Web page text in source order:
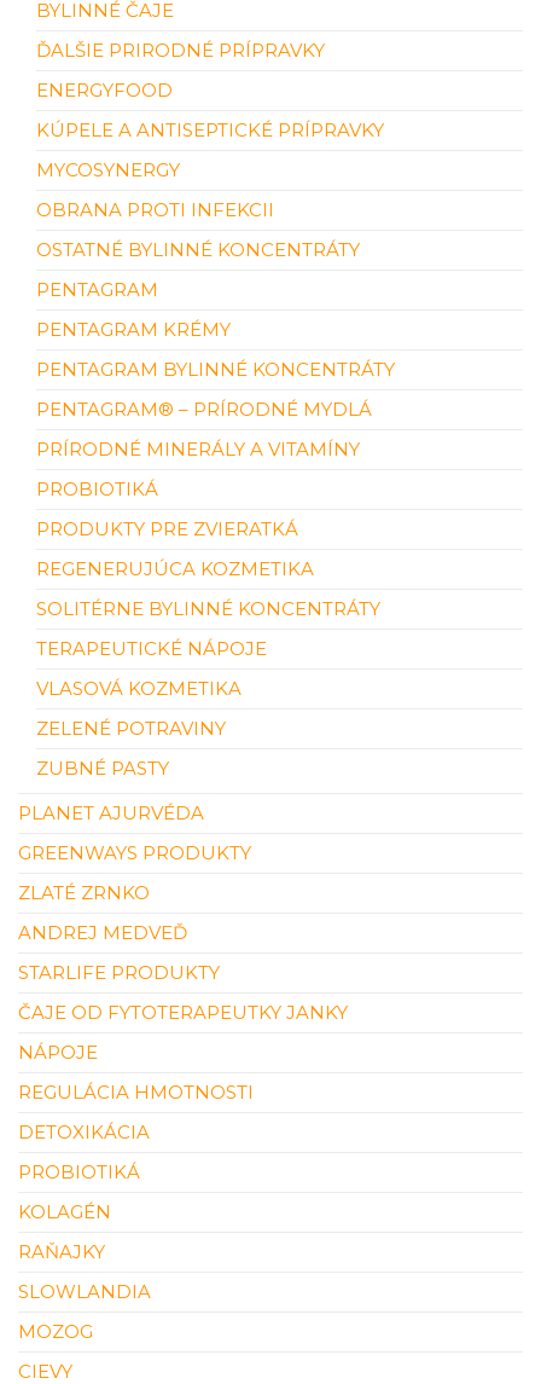
BYLINNÉ ČAJE
ĎALŠIE PRIRODNÉ PRÍPRAVKY
ENERGYFOOD
KÚPELE A ANTISEPTICKÉ PRÍPRAVKY
MYCOSYNERGY
OBRANA PROTI INFEKCII
OSTATNÉ BYLINNÉ KONCENTRÁTY
PENTAGRAM
PENTAGRAM KRÉMY
PENTAGRAM BYLINNÉ KONCENTRÁTY
PENTAGRAM® – PRÍRODNÉ MYDLÁ
PRÍRODNÉ MINERÁLY A VITAMÍNY
PROBIOTIKÁ
PRODUKTY PRE ZVIERATKÁ
REGENERUJÚCA KOZMETIKA
SOLITÉRNE BYLINNÉ KONCENTRÁTY
TERAPEUTICKÉ NÁPOJE
VLASOVÁ KOZMETIKA
ZELENÉ POTRAVINY
ZUBNÉ PASTY
PLANET AJURVÉDA
GREENWAYS PRODUKTY
ZLATÉ ZRNKO
ANDREJ MEDVEĎ
STARLIFE PRODUKTY
ČAJE OD FYTOTERAPEUTKY JANKY
NÁPOJE
REGULÁCIA HMOTNOSTI
DETOXIKÁCIA
PROBIOTIKÁ
KOLAGÉN
RAŇAJKY
SLOWLANDIA
MOZOG
CIEVY